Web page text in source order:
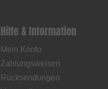
Hilfe & Information
Mein Konto
Zahlungsweisen
Rücksendungen